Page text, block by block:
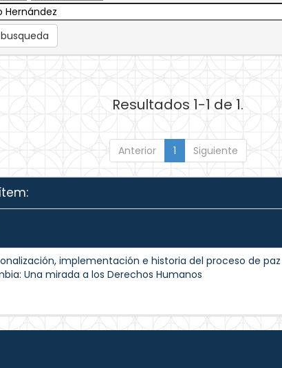
Resultados 1-1 de 1.
Anterior 1 Siguiente
implementación e historia del proceso de paz
Una mirada a los Derechos Humanos